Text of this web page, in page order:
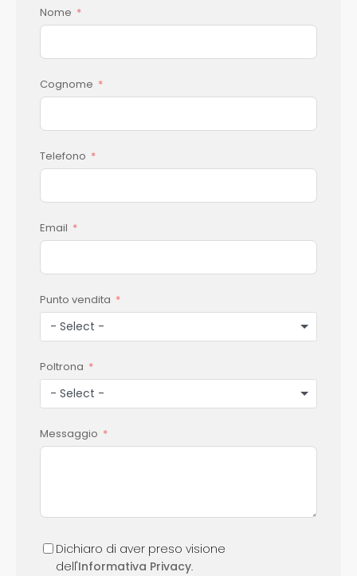
Nome
Cognome
Telefono
Email
Punto vendita
- Select -
Poltrona
- Select -
Messaggio
Dichiaro di aver preso visione
dell'Informativa Privacy.